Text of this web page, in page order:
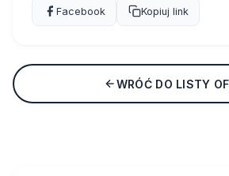
Facebook Kopiuj link
WRÓĆ DO LISTY